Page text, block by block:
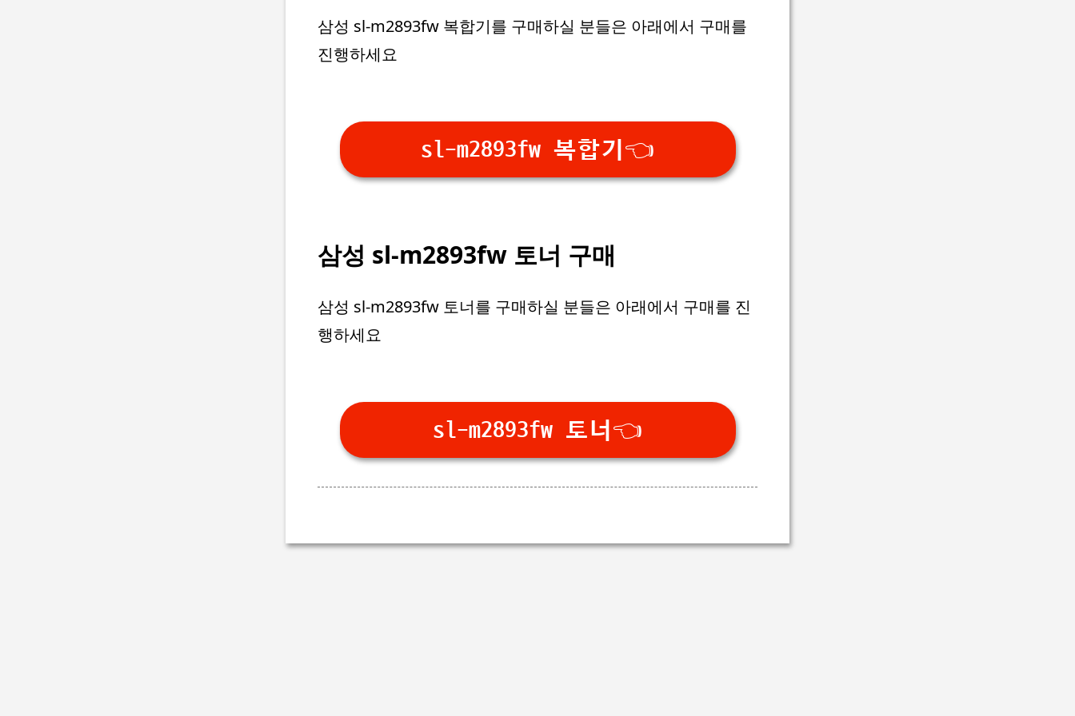
삼성 sl-m2893fw 복합기를 구매하실 분들은 아래에서 구매를
진행하세요
sl-m2893fw 복합기👈
삼성 sl-m2893fw 토너 구매
삼성 sl-m2893fw 토너를 구매하실 분들은 아래에서 구매를 진
행하세요
sl-m2893fw 토너👈